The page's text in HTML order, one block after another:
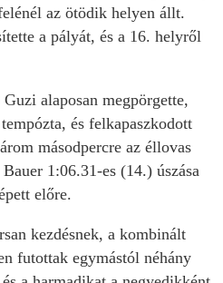
az ötödik helyen állt.
a pályát, és a 16. helyről
alaposan megpörgette,
és felkapaszkodott
másodpercre az éllovas
1:06.31-es (14.) úszása
előre.
kezdésnek, a kombinált
futottak egymástól néhány